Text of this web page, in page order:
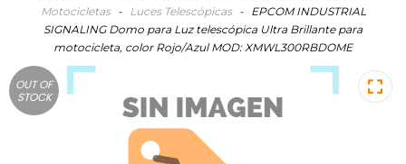
Motocicletas
- Luces Telescópicas -
EPCOM INDUSTRIAL
SIGNALING Domo para Luz telescópica Ultra Brillante para
motocicleta, color Rojo/Azul MOD: XMWL300RBDOME
OUT OF
STOCK